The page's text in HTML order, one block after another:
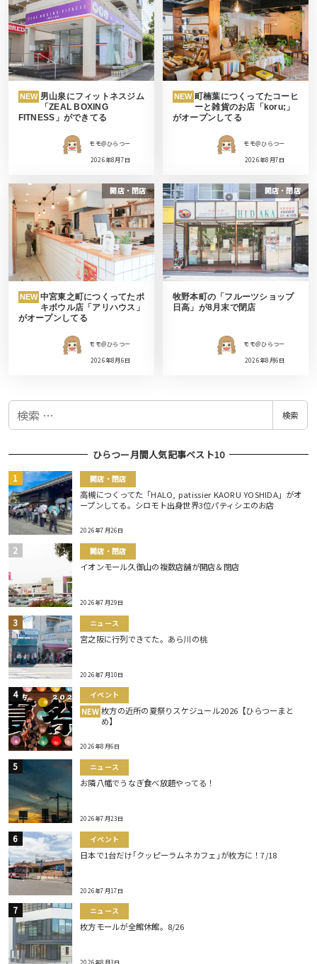
NEW 男山泉にフィットネスジム
「ZEAL BOXING
FITNESS」ができてる
モモ＠ひらつー
2026年8月7日
NEW 町楠葉につくってたコーヒ
ーと雑貨のお店「koru;」
がオープンしてる
モモ＠ひらつー
2026年8月7日
開店・閉店
NEW 中宮東之町につくってたポ
キボウル店「アリハウス」
がオープンしてる
モモ＠ひらつー
2026年8月6日
開店・閉店
牧野本町の「フルーツショップ
日高」が8月末で閉店
モモ＠ひらつー
2026年8月6日
検
検索
ひらつー月間人気記事ベスト10
開店・閉店
高槻につくってた「HALO, patissier KAORU YOSHIDA」がオ
ープンしてる。シロモト出身世界3位パティシエのお店
2026年7月26日
開店・閉店
イオンモール久御山の複数店舗が開店＆閉店
2026年7月29日
ニュース
宮之阪に行列できてた。あら川の桃
2026年7月10日
イベント
NEW 枚方の近所の夏祭りスケジュール2026【ひらつーまと
め】
2026年8月6日
ニュース
お隣八幡でうなぎ食べ放題やってる！
2026年7月23日
イベント
日本で1台だけ｢クッピーラムネカフェ｣が枚方に！7/18
2026年7月17日
ニュース
枚方モールが全館休館。8/26
2026年8月3日